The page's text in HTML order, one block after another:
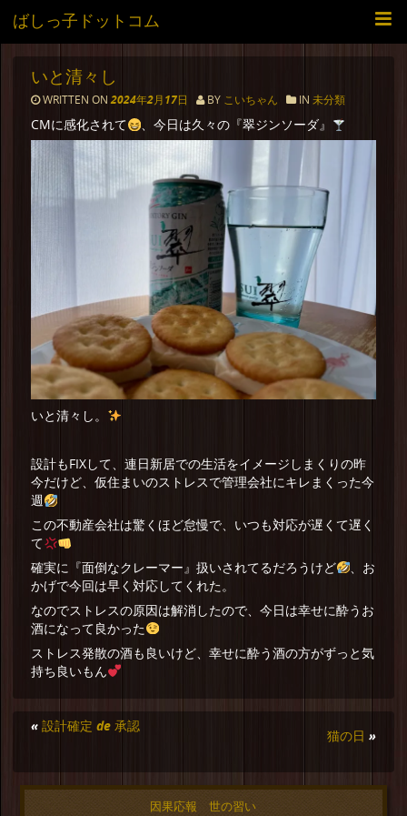
ばしっ子ドットコム
いと清々し
WRITTEN ON 2024年2月17日 BY こいちゃん IN 未分類
CMに感化されて 、今日は久々の『翠ジンソーダ』
いと清々し。
設計もFIXして、連日新居での生活をイメージしまくりの昨
今だけど、仮住まいのストレスで管理会社にキレまくった今
週
この不動産会社は驚くほど怠慢で、いつも対応が遅くて遅く
て
確実に『面倒なクレーマー』扱いされてるだろうけど
、お
かげで今回は早く対応してくれた。
なのでストレスの原因は解消したので、今日は幸せに酔うお
酒になって良かった
ストレス発散の酒も良いけど、幸せに酔う酒の方がずっと気
持ち良いもん
« 設計確定 de 承認
猫の日 »
因果応報 世の習い